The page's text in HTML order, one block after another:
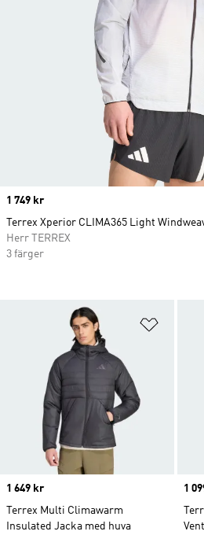
Lägg
Price
1 649 kr
Terrex Multi Climawarm
Insulated Jacka med huva
1
Price
1 749 kr
Terrex Xperior CLIMA365 Light
Herr TERREX
3 färger